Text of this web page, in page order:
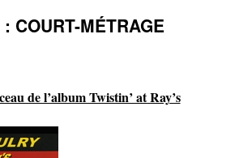
COURT-MÉTRAGE
de l’album Twistin’ at Ray’s